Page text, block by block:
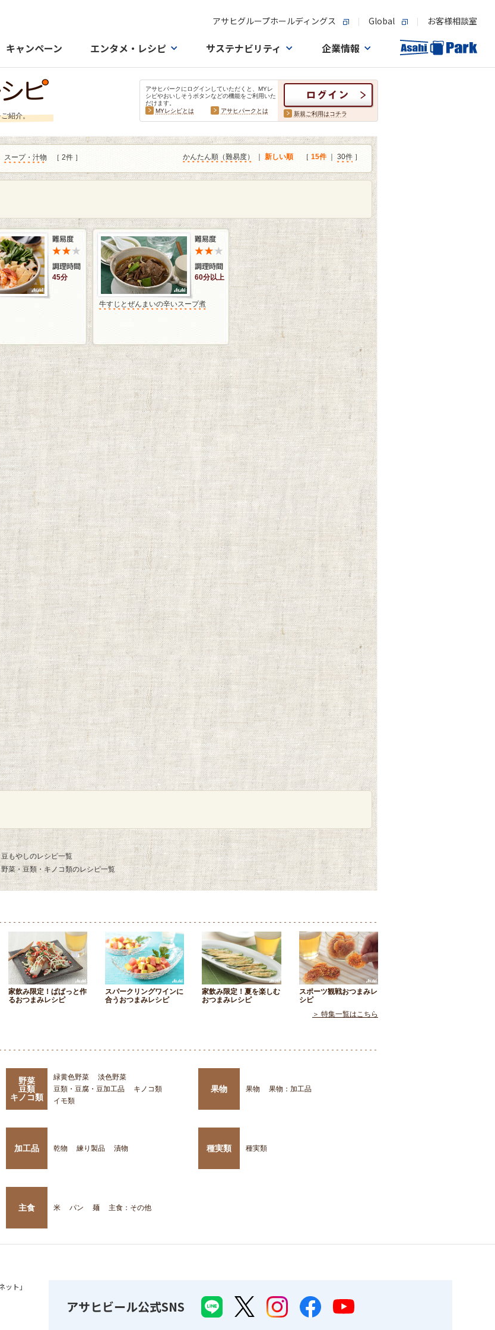
アサヒグループホールディングス Global お客様相談室
キャンペーン エンタメ・レシピ サステナビリティ 企業情報
紹介。
アサヒパークにログインしていただくと、MYレ
シピやおいしそうボタンなどの機能をご利用いた
だけます。
MYレシピとは
アサヒパークとは 新規ご利用はコチラ
スープ・汁物 ［ 2件 ］ かんたん順（難易度） 新しい順 ［ 15件｜ 30件 ］
45分 60分以上
牛すじとぜんまいの辛いスープ煮
豆もやしのレシピ一覧
野菜・豆類・キノコ類のレシピ一覧
家飲み限定！ぱぱっと作
るおつまみレシピ
スパークリングワインに
合うおつまみレシピ
家飲み限定！夏を楽しむ
おつまみレシピ
スポーツ観戦おつまみレ
シピ
＞ 特集一覧はこちら
野菜
豆類
キノコ類
緑黄色野菜
淡色野菜
豆類・豆腐・豆加工品
キノコ類
イモ類
果物 果物 果物：加工品
加工品 乾物 練り製品 漬物 種実類 種実類
主食 米 パン 麺 主食：その他
ト」
アサヒビール公式SNS